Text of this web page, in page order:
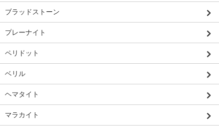
ブラッドストーン
プレーナイト
ペリドット
ベリル
ヘマタイト
マラカイト